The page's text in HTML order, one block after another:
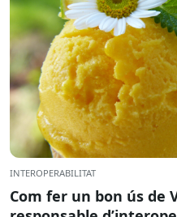
INTEROPERABILITAT
Com fer un bon ús de